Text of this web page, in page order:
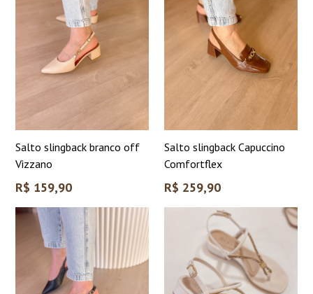
Salto slingback branco off
Vizzano
Preço
R$ 159,90
Salto slingback Capuccino
Comfortflex
Preço
R$ 259,90